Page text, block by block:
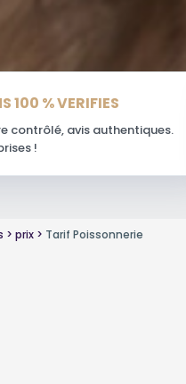
100 % VERIFIES
contrôlé, avis authentiques.
!
prix Tarif Poissonnerie